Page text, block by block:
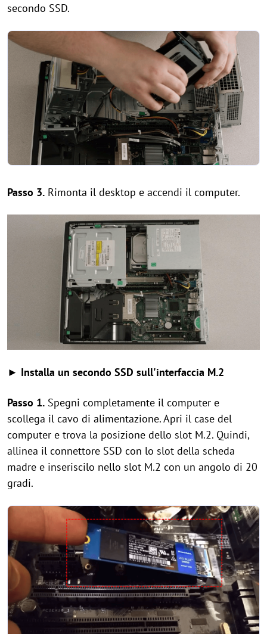
secondo SSD.
Passo 3. Rimonta il desktop e accendi il computer.
► Installa un secondo SSD sull'interfaccia M.2
Passo 1. Spegni completamente il computer e
scollega il cavo di alimentazione. Apri il case del
computer e trova la posizione dello slot M.2. Quindi,
allinea il connettore SSD con lo slot della scheda
madre e inseriscilo nello slot M.2 con un angolo di 20
gradi.